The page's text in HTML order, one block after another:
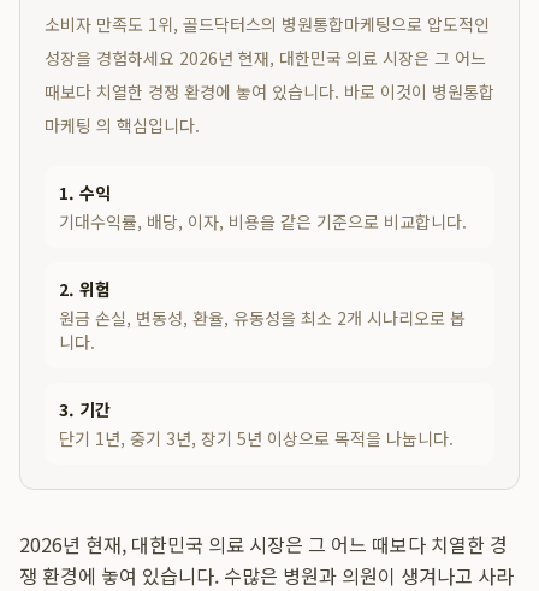
소비자 만족도 1위, 골드닥터스의 병원통합마케팅으로 압도적인
성장을 경험하세요 2026년 현재, 대한민국 의료 시장은 그 어느
때보다 치열한 경쟁 환경에 놓여 있습니다. 바로 이것이 병원통합
마케팅 의 핵심입니다.
1. 수익
기대수익률, 배당, 이자, 비용을 같은 기준으로 비교합니다.
2. 위험
원금 손실, 변동성, 환율, 유동성을 최소 2개 시나리오로 봅
니다.
3. 기간
단기 1년, 중기 3년, 장기 5년 이상으로 목적을 나눕니다.
2026년 현재, 대한민국 의료 시장은 그 어느 때보다 치열한 경
쟁 환경에 놓여 있습니다. 수많은 병원과 의원이 생겨나고 사라